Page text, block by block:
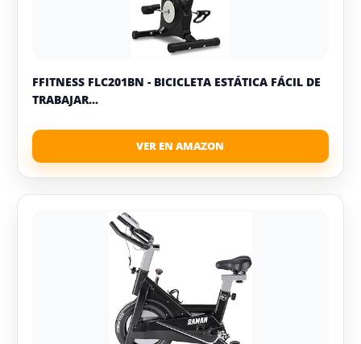
FFITNESS FLC201BN - BICICLETA ESTÁTICA FÁCIL DE
TRABAJAR...